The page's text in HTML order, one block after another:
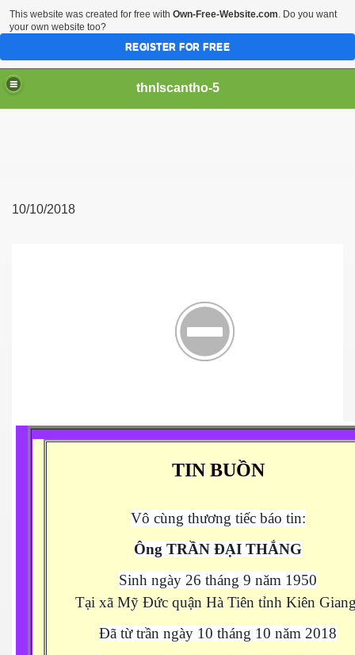
thnlscantho-5
10/10/2018
TIN BUỒN
Vô cùng thương tiếc báo tin:
Ông TRẦN ĐẠI THẮNG
Sinh ngày 26 tháng 9 năm 1950
Tại xã Mỹ Đức quận Hà Tiên tỉnh Kiên
Đã từ trần ngày 10 tháng 10 năm 2018
Giang
This website was created for free with Own-Free-Website.com. Do you want
your own website too?
REGISTER FOR FREE